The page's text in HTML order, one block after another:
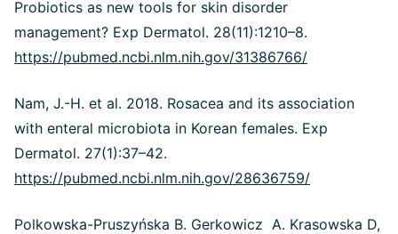
Probiotics as new tools for skin disorder
management? Exp Dermatol. 28(11):1210–8.
https://pubmed.ncbi.nlm.nih.gov/31386766/
Nam, J.-H. et al. 2018. Rosacea and its association
with enteral microbiota in Korean females. Exp
Dermatol. 27(1):37–42.
https://pubmed.ncbi.nlm.nih.gov/28636759/
Polkowska-Pruszyńska B. Gerkowicz A. Krasowska D,